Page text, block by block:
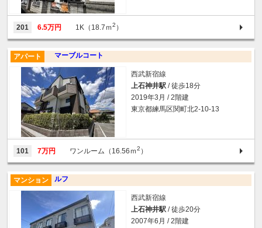
201 6.5万円 1K（18.7ｍ2 ）
マーブルコート
アパート
西武新宿線
上石神井駅 / 徒歩18分
2019年3月 / 2階建
東京都練馬区関町北2-10-13
101 7万円 ワンルーム（16.56ｍ2 ）
ルフ
マンション
西武新宿線
上石神井駅 / 徒歩20分
2007年6月 / 2階建